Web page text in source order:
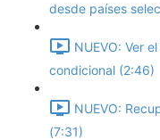
desde países
NUEVO: Ver
condicional (2:46)
NUEVO:
(7:31)